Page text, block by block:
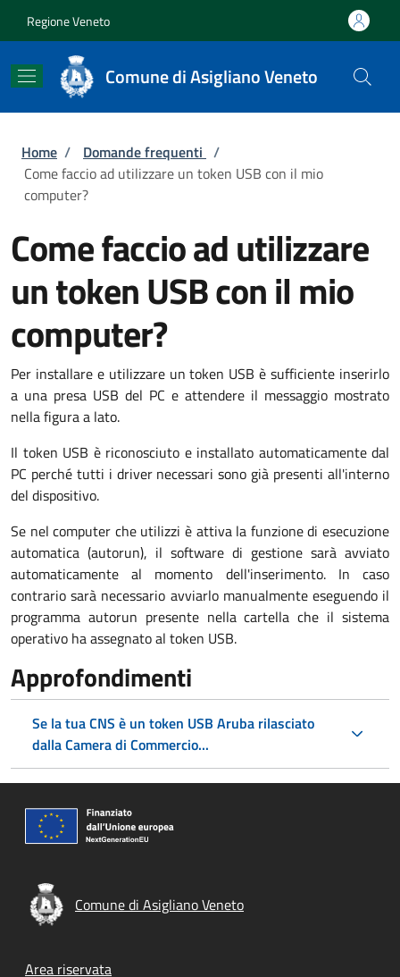
Regione Veneto
Comune di Asigliano Veneto
Briciole di pane
Home / Domande frequenti /
Come faccio ad utilizzare un token USB con il mio
computer?
Come faccio ad utilizzare
un token USB con il mio
computer?
Per installare e utilizzare un token USB è sufficiente inserirlo
a una presa USB del PC e attendere il messaggio mostrato
nella figura a lato.
Il token USB è riconosciuto e installato automaticamente dal
PC perché tutti i driver necessari sono già presenti all'interno
del dispositivo.
Se nel computer che utilizzi è attiva la funzione di esecuzione
automatica (autorun), il software di gestione sarà avviato
automaticamente al momento dell'inserimento. In caso
contrario sarà necessario avviarlo manualmente eseguendo il
programma autorun presente nella cartella che il sistema
operativo ha assegnato al token USB.
Approfondimenti
Se la tua CNS è un token USB Aruba rilasciato
dalla Camera di Commercio...
Comune di Asigliano Veneto
Area riservata